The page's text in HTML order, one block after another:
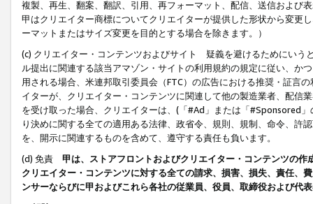
複製、再生、翻案、翻訳、引用、再フォーマット、配信、送信および
甲はクリエイター商標についてクリエイターが提供した形状から変更
ーマットまたはサイズ変更を目的とする場合を除きます。）
(c) クリエイター・コンテンツおよびサイト 疑義を避けるためにいう
ル提出に関連する該当アマゾン・サイトの利用規約の規定に従い、か
用される場合、米連邦取引委員会（FTC）の広告における推奨・証言
イターが、クリエイター・コンテンツに関連して他の製造業者、配信
を受け取った場合、クリエイターは、(「#Ad」または「#Sponsored
り決めに関する全ての適用ある法律、政省令、規則、規制、命令、許
を、開示に関連するものを含めて、遵守する責任も負います。
(d) 免責 甲は、ストアフロントおよびクリエイター・コンテンツの
クリエイター・コンテンツに対する全ての請求、損害、損失、責任、
ンサーならびに甲およびこれら各社の従業員、役員、取締役および代